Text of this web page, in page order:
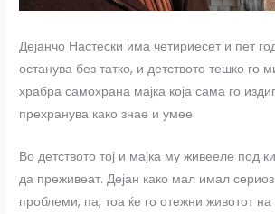
Дејанчо Настески има четириесет и пет
останува без татко, и детството тешко го
храбра самохрана мајка која сама го
прехранува како знае и умее.
Во детството тој и мајка му живееле под
да преживеат. Дејан како мал имал
проблеми, па, тоа ќе го отежни животот на